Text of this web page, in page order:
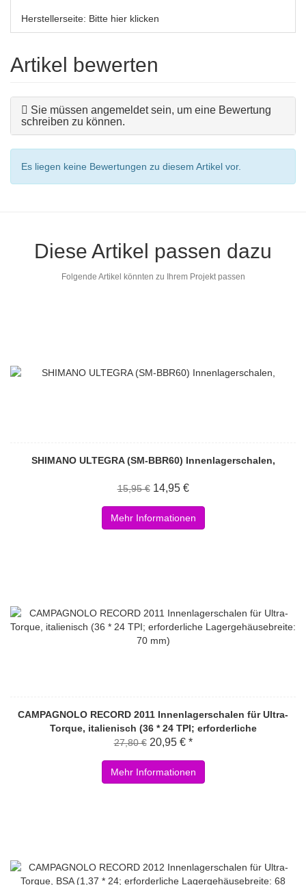
Herstellerseite: Bitte hier klicken
Artikel bewerten
Sie müssen angemeldet sein, um eine Bewertung
schreiben zu können.
Es liegen keine Bewertungen zu diesem Artikel vor.
Diese Artikel passen dazu
Folgende Artikel könnten zu Ihrem Projekt passen
SHIMANO ULTEGRA (SM-BBR60) Innenlagerschalen,
15,95 € 14,95 €
Mehr Informationen
CAMPAGNOLO RECORD 2011 Innenlagerschalen für Ultra-
Torque, italienisch (36 * 24 TPI; erforderliche
Lagergehäusebreite: 70 mm)
27,80 € 20,95 € *
Mehr Informationen